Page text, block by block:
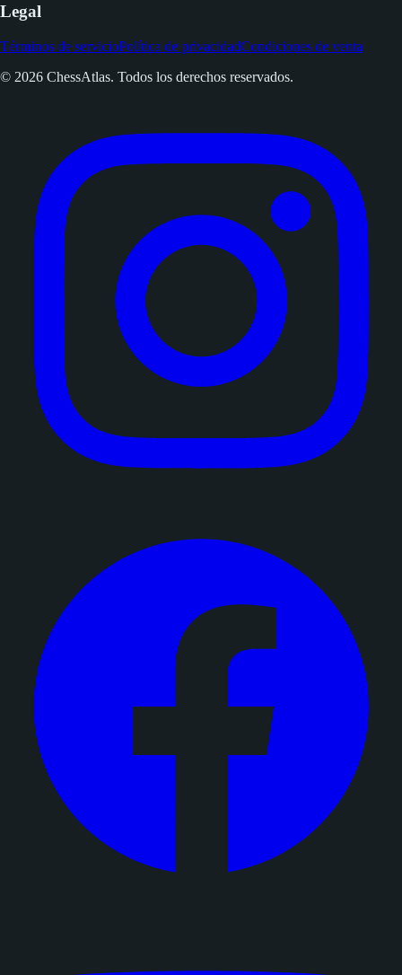
Legal
Términos de servicioPolítica de privacidadCondiciones de venta
© 2026 ChessAtlas. Todos los derechos reservados.